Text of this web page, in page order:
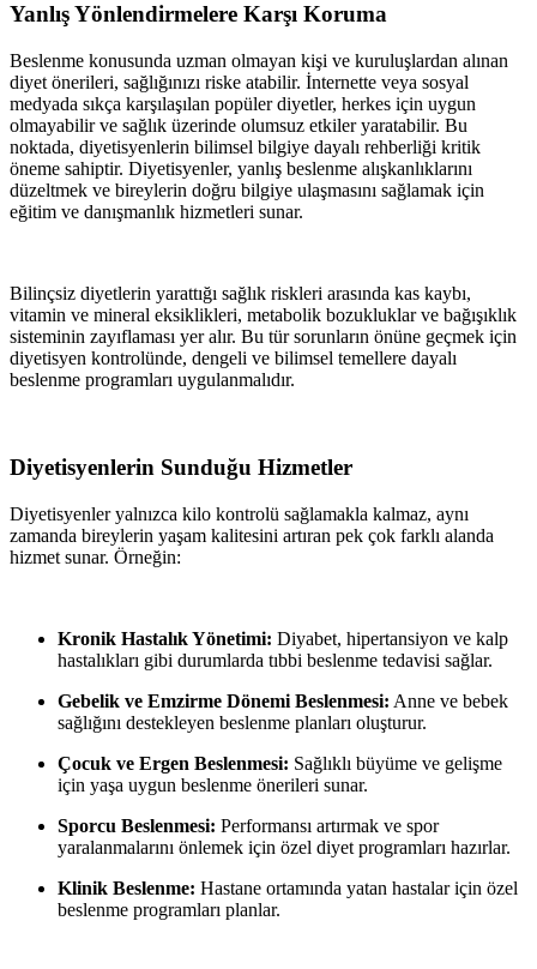
Yanlış Yönlendirmelere Karşı Koruma
Beslenme konusunda uzman olmayan kişi ve kuruluşlardan alınan
diyet önerileri, sağlığınızı riske atabilir. İnternette veya sosyal
medyada sıkça karşılaşılan popüler diyetler, herkes için uygun
olmayabilir ve sağlık üzerinde olumsuz etkiler yaratabilir. Bu
noktada, diyetisyenlerin bilimsel bilgiye dayalı rehberliği kritik
öneme sahiptir. Diyetisyenler, yanlış beslenme alışkanlıklarını
düzeltmek ve bireylerin doğru bilgiye ulaşmasını sağlamak için
eğitim ve danışmanlık hizmetleri sunar.
Bilinçsiz diyetlerin yarattığı sağlık riskleri arasında kas kaybı,
vitamin ve mineral eksiklikleri, metabolik bozukluklar ve bağışıklık
sisteminin zayıflaması yer alır. Bu tür sorunların önüne geçmek için
diyetisyen kontrolünde, dengeli ve bilimsel temellere dayalı
beslenme programları uygulanmalıdır.
Diyetisyenlerin Sunduğu Hizmetler
Diyetisyenler yalnızca kilo kontrolü sağlamakla kalmaz, aynı
zamanda bireylerin yaşam kalitesini artıran pek çok farklı alanda
hizmet sunar. Örneğin:
Kronik Hastalık Yönetimi: Diyabet, hipertansiyon ve kalp
hastalıkları gibi durumlarda tıbbi beslenme tedavisi sağlar.
Gebelik ve Emzirme Dönemi Beslenmesi: Anne ve bebek
sağlığını destekleyen beslenme planları oluşturur.
Çocuk ve Ergen Beslenmesi: Sağlıklı büyüme ve gelişme
için yaşa uygun beslenme önerileri sunar.
Sporcu Beslenmesi: Performansı artırmak ve spor
yaralanmalarını önlemek için özel diyet programları hazırlar.
Klinik Beslenme: Hastane ortamında yatan hastalar için özel
beslenme programları planlar.